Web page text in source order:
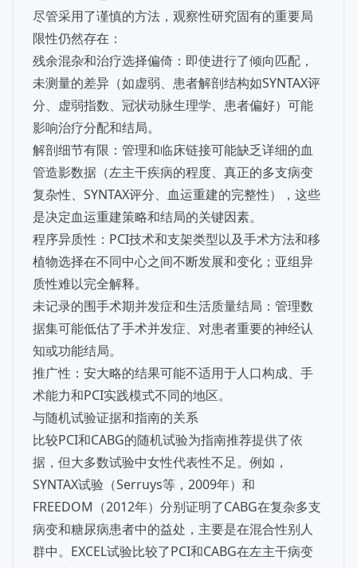
尽管采用了谨慎的方法，观察性研究固有的重要局
限性仍然存在：
残余混杂和治疗选择偏倚：即使进行了倾向匹配，
未测量的差异（如虚弱、患者解剖结构如SYNTAX评
分、虚弱指数、冠状动脉生理学、患者偏好）可能
影响治疗分配和结局。
解剖细节有限：管理和临床链接可能缺乏详细的血
管造影数据（左主干疾病的程度、真正的多支病变
复杂性、SYNTAX评分、血运重建的完整性），这些
是决定血运重建策略和结局的关键因素。
程序异质性：PCI技术和支架类型以及手术方法和移
植物选择在不同中心之间不断发展和变化；亚组异
质性难以完全解释。
未记录的围手术期并发症和生活质量结局：管理数
据集可能低估了手术并发症、对患者重要的神经认
知或功能结局。
推广性：安大略的结果可能不适用于人口构成、手
术能力和PCI实践模式不同的地区。
与随机试验证据和指南的关系
比较PCI和CABG的随机试验为指南推荐提供了依
据，但大多数试验中女性代表性不足。例如，
SYNTAX试验（Serruys等，2009年）和
FREEDOM（2012年）分别证明了CABG在复杂多支
病变和糖尿病患者中的益处，主要是在混合性别人
群中。EXCEL试验比较了PCI和CABG在左主干病变